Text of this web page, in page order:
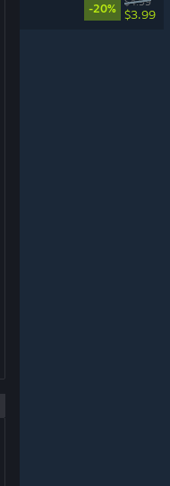
-20% $3.99